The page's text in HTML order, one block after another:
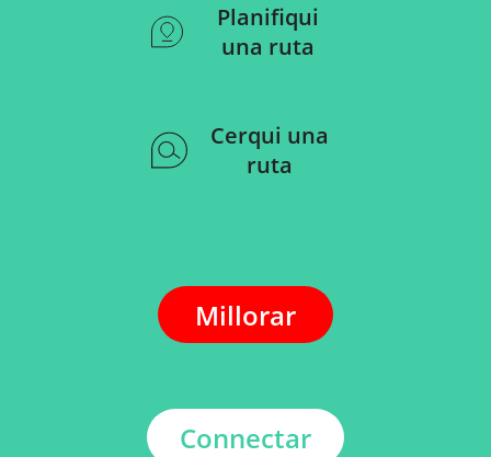
Planifiqui
una ruta
Cerqui una
ruta
Millorar
Connectar